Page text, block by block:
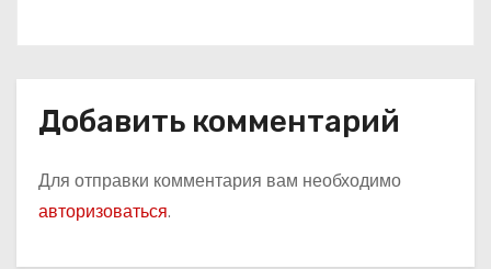
Добавить комментарий
Для отправки комментария вам необходимо
авторизоваться.